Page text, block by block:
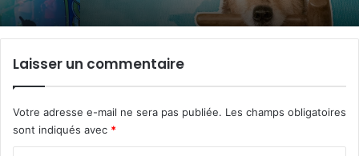
Laisser un commentaire
Votre adresse e-mail ne sera pas publiée. Les champs obligatoires
sont indiqués avec *